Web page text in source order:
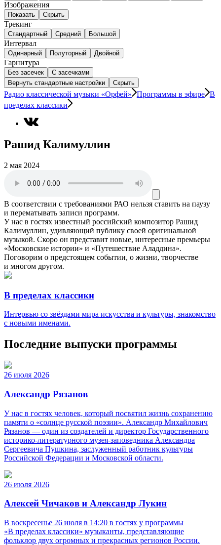
Изображения
Показать Скрыть
Трекинг
Стандартный Средний Большой
Интервал
Одинарный Полуторный Двойной
Гарнитура
Без засечек
С засечками
Вернуть стандартные настройки
Скрыть
Радио классической музыки «Орфей» Программы в эфире В
пределах классики
Рашид Калимуллин
2 мая 2024
В соответствии с требованиями РАО нельзя ставить на паузу
и перематывать записи программ.
У нас в гостях известный российский композитор Рашид
Калимуллин, удивляющий публику своей оригинальной
музыкой. Скоро он представит новые, интересные премьеры
«Московские истории» и «Путешествие Аладдина».
Поговорим о предстоящем событии, о жизни, творчестве
и многом другом.
В пределах классики
Интервью со звёздами мира искусства и культуры, знакомство
с новыми именами.
Последние выпуски программы
26 июля 2026
Александр Рязанов
У нас в гостях человек, который посвятил жизнь сохранению
памяти о «солнце русской поэзии». Александр Михайлович
Рязанов — один из создателей и директор Государственного
историко‑литературного музея‑заповедника Александра
Сергеевича Пушкина, заслуженный работник культуры
Российской Федерации и Московской области.
26 июля 2026
Алексей Чичаков и Александр Лукин
В воскресенье 26 июля в 14:20 в гостях у программы
«В пределах классики» музыканты, представляющие
фольклор двух огромных и прекрасных регионов России.